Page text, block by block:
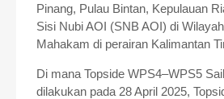
Pinang, Pulau Bintan, Kepulauan
Sisi Nubi AOI (SNB AOI) di
Mahakam di perairan Kalimantan
Di mana Topside WPS4–WPS5
dilakukan pada 28 April 2025,